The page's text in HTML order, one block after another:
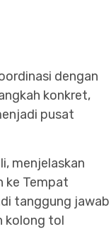
dengan
konkret,
pusat
menjelaskan
ke Tempat
tanggung jawab
kolong tol